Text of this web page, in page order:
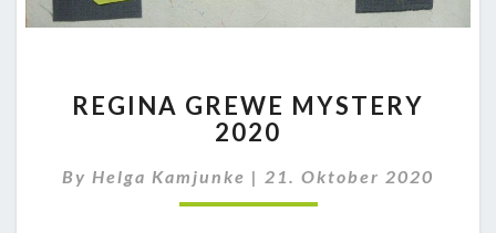
GREWE
MYSTERY
REGINA GREWE MYSTERY
2020
By Helga Kamjunke | 21. Oktober 2020